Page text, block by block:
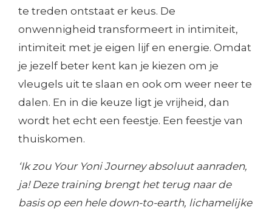
te treden ontstaat er keus. De
onwennigheid transformeert in intimiteit,
intimiteit met je eigen lijf en energie. Omdat
je jezelf beter kent kan je kiezen om je
vleugels uit te slaan en ook om weer neer te
dalen. En in die keuze ligt je vrijheid, dan
wordt het echt een feestje. Een feestje van
thuiskomen.
‘Ik zou Your Yoni Journey absoluut aanraden,
ja! Deze training brengt het terug naar de
basis op een hele down-to-earth, lichamelijke